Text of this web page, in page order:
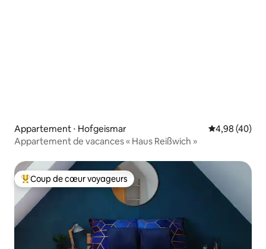
Appartement ⋅ Hofgeismar Évaluation
4,98 (40)
Appartement de vacances « Haus Reißwich »
Coups de cœur voyageurs les plus appréciés
Coup de cœur voyageurs